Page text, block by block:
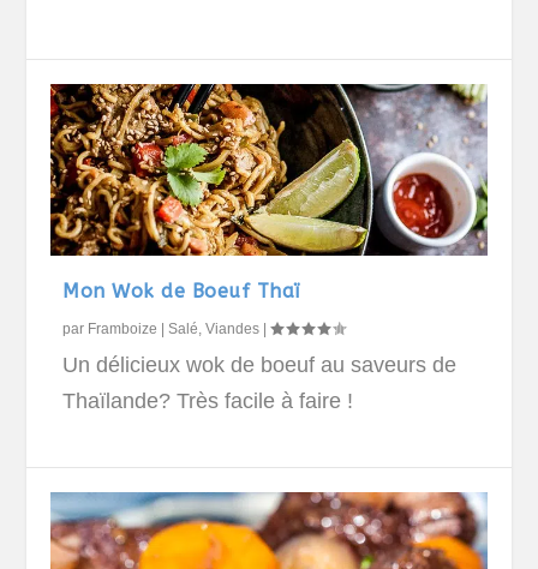
Mon Wok de Boeuf Thaï
par Framboize |Salé,Viandes |
Un délicieux wok de boeuf au saveurs de
Thaïlande? Très facile à faire !